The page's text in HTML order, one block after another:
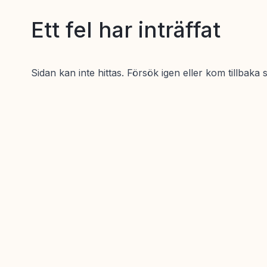
Ett fel har inträffat
Sidan kan inte hittas. Försök igen eller kom tillbaka